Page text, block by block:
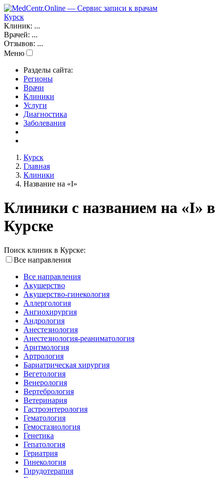
Курск
Клиник: ...
Врачей: ...
Отзывов: ...
Меню
Разделы сайта:
Регионы
Врачи
Клиники
Услуги
Диагностика
Заболевания
Курск
Главная
Клиники
Название на «I»
Клиники с названием на «I» в
Курске
Поиск клиник в Курске:
Все направления
Все направления
Акушерство
Акушерство-гинекология
Аллергология
Ангиохирургия
Андрология
Анестезиология
Анестезиология-реаниматология
Аритмология
Артрология
Бариатрическая хирургия
Вегетология
Венерология
Вертебрология
Ветеринария
Гастроэнтерология
Гематология
Гемостазиология
Генетика
Гепатология
Гериатрия
Гинекология
Гирудотерапия